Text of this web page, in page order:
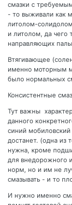
смазки с
- то выживали как
литолом-
и литолом, да чего
направляющих
Втягивающее
именно моторным
было нормальных
Консистентные
Тут важны
данного
синий мобиловский
достанет. (одна из
нужна, кроме
для внедорожного
норм, но и им не
смазывать - и то
И нужно именно